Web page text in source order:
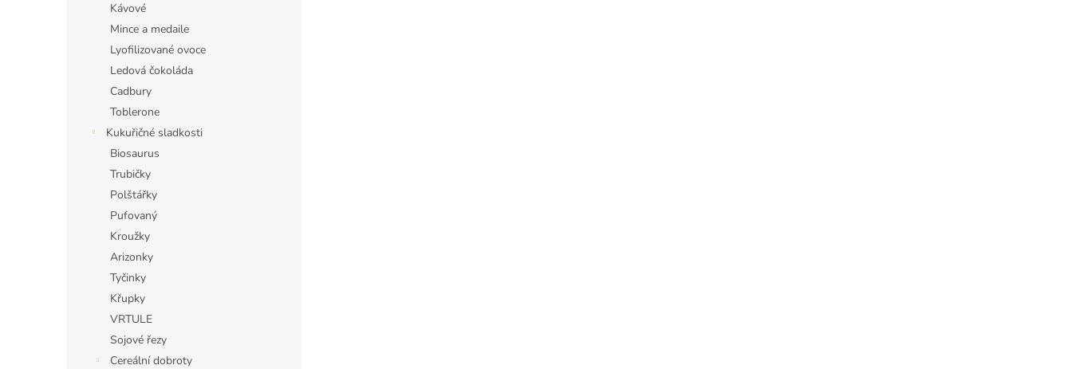
Kávové
Mince a medaile
Lyofilizované ovoce
Ledová čokoláda
Cadbury
Toblerone
Kukuřičné sladkosti
Biosaurus
Trubičky
Polštářky
Pufovaný
Kroužky
Arizonky
Tyčinky
Křupky
VRTULE
Sojové řezy
Cereální dobroty